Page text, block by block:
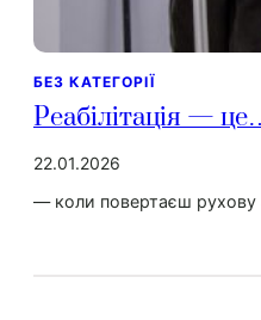
БЕЗ КАТЕГОРІЇ
Реабілітація —
22.01.2026
— коли повертаєш рухову